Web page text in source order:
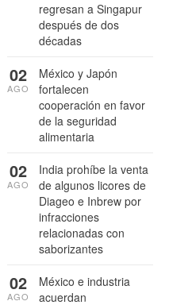
regresan a Singapur
después de dos
décadas
México y Japón
fortalecen
cooperación en favor
de la seguridad
alimentaria
02
AGO
India prohíbe la venta
de algunos licores de
Diageo e Inbrew por
infracciones
relacionadas con
saborizantes
02
AGO
México e industria
acuerdan
02
AGO